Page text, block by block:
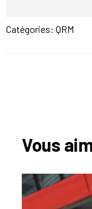
Catégories: QRM
Vous